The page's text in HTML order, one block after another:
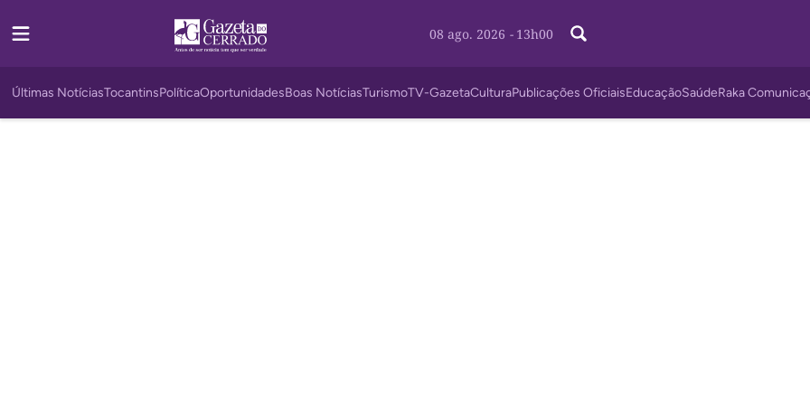
08 ago. 2026 - 13h00
Últimas NotíciasTocantinsPolíticaOportunidadesBoas NotíciasTurismoTV-GazetaCulturaPublicações OficiaisEducaçãoSaúdeRaka